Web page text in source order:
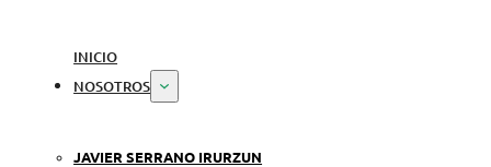
INICIO
NOSOTROS
JAVIER SERRANO IRURZUN